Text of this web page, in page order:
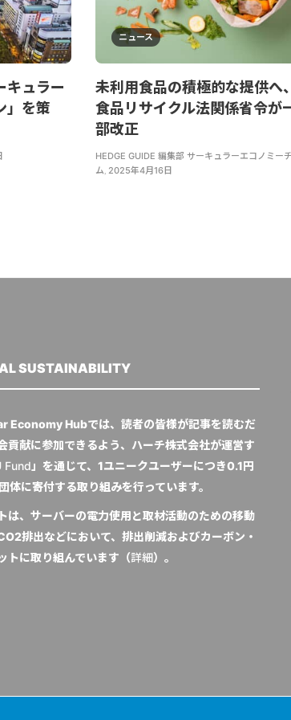
キュラー
」を策
ニュース
未利用食品の積極的な提供へ、
食品リサイクル法関係省令が
部改正
HEDGE GUIDE 編集部 サーキュラーエコノミー
ム, 2025年4月16日
SUSTAINABILITY
Economy Hubでは、読者の皆様が記事を読むだ
貢献に参加できるよう、ハーチ株式会社が運営す
Fund 」を通じて、1ユニークユーザーにつき0.1円
体に寄付する取り組みを行っています。
は、サーバーの電力使用と取材活動のための移動
排出などにおいて、排出削減およびカーボン・
トに取り組んでいます（詳細）。